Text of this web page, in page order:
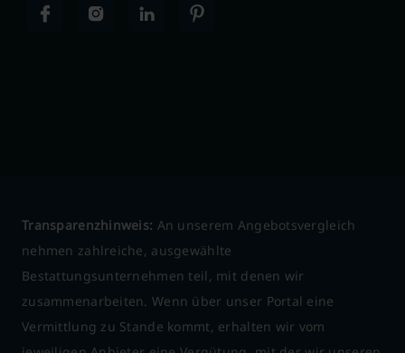
Transparenzhinweis: An unserem Angebotsvergleich
nehmen zahlreiche, ausgewählte
Bestattungsunternehmen teil, mit denen wir
zusammenarbeiten. Wenn über unser Portal eine
Vermittlung zu Stande kommt, erhalten wir vom